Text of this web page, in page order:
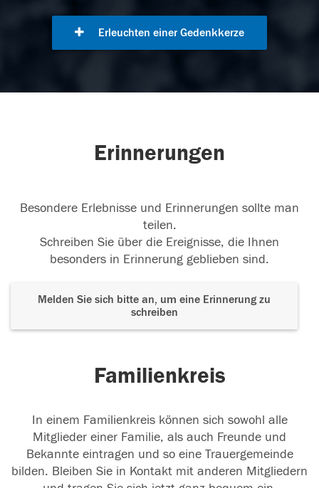
Erleuchten einer Gedenkkerze
Erinnerungen
Besondere Erlebnisse und Erinnerungen sollte man
teilen.
Schreiben Sie über die Ereignisse, die Ihnen
besonders in Erinnerung geblieben sind.
Melden Sie sich bitte an, um eine Erinnerung zu
schreiben
Familienkreis
In einem Familienkreis können sich sowohl alle
Mitglieder einer Familie, als auch Freunde und
Bekannte eintragen und so eine Trauergemeinde
bilden. Bleiben Sie in Kontakt mit anderen Mitgliedern